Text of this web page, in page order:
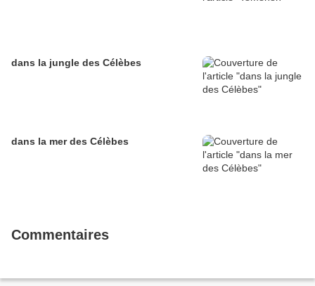
dans la jungle des Célèbes
dans la mer des Célèbes
Commentaires